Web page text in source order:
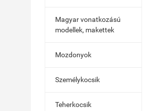
Magyar vonatkozású
modellek, makettek
Mozdonyok
Személykocsik
Teherkocsik